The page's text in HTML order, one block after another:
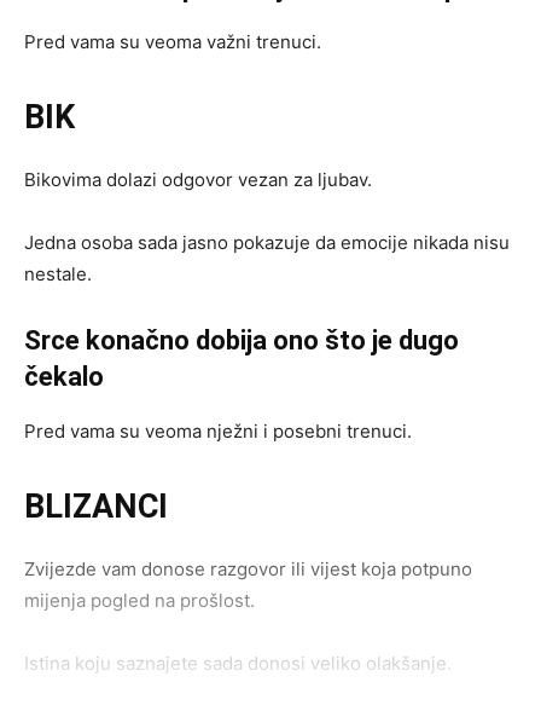
Pred vama su veoma važni trenuci.
BIK
Bikovima dolazi odgovor vezan za ljubav.
Jedna osoba sada jasno pokazuje da emocije nikada nisu
nestale.
Srce konačno dobija ono što je dugo
čekalo
Pred vama su veoma nježni i posebni trenuci.
BLIZANCI
Zvijezde vam donose razgovor ili vijest koja potpuno
mijenja pogled na prošlost.
Istina koju saznajete sada donosi veliko olakšanje.